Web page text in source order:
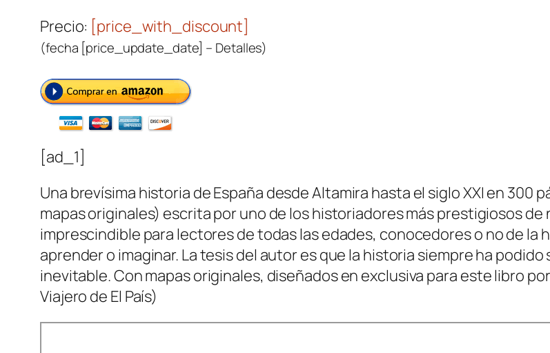
Precio: [price_with_discount]
(fecha [price_update_date] – Detalles)
[ad_1]
Una brevísima historia de España desde Altamira hasta el siglo XXI en
mapas originales) escrita por uno de los historiadores más prestigiosos de
imprescindible para lectores de todas las edades, conocedores o no de la
aprender o imaginar. La tesis del autor es que la historia siempre ha
inevitable. Con mapas originales, diseñados en exclusiva para este libro
Viajero de El País)